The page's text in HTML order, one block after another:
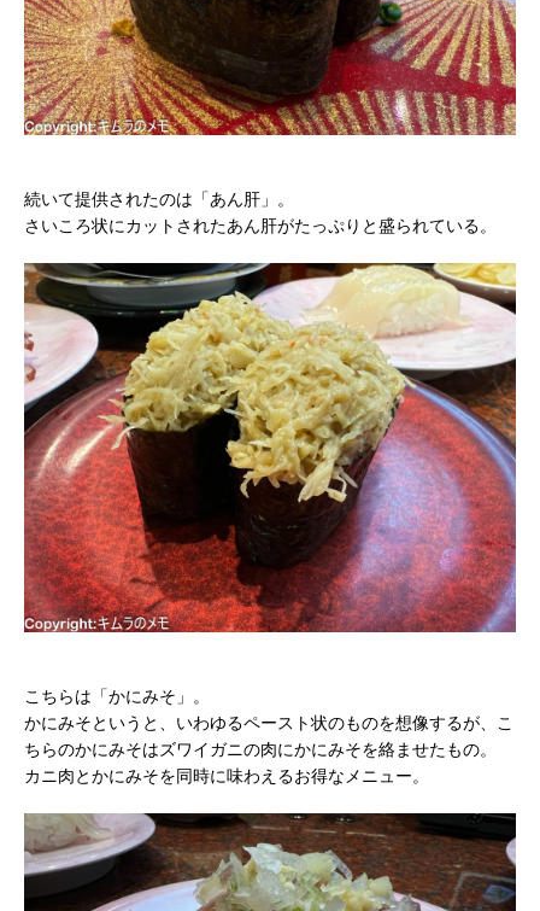
続いて提供されたのは「あん肝」。
さいころ状にカットされたあん肝がたっぷりと盛られている。
こちらは「かにみそ」。
かにみそというと、いわゆるペースト状のものを想像するが、こ
ちらのかにみそはズワイガニの肉にかにみそを絡ませたもの。
カニ肉とかにみそを同時に味わえるお得なメニュー。